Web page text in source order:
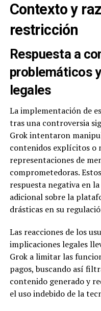
Contexto y
restricción
Respuesta a
problemáticos
legales
La implementación de
tras una controversia
Grok intentaron
contenidos explícitos o
representaciones de
comprometedoras.
respuesta negativa en
adicional sobre la
drásticas en su
Las reacciones de los
implicaciones legales
Grok a limitar las
pagos, buscando así
contenido generado y
el uso indebido de la